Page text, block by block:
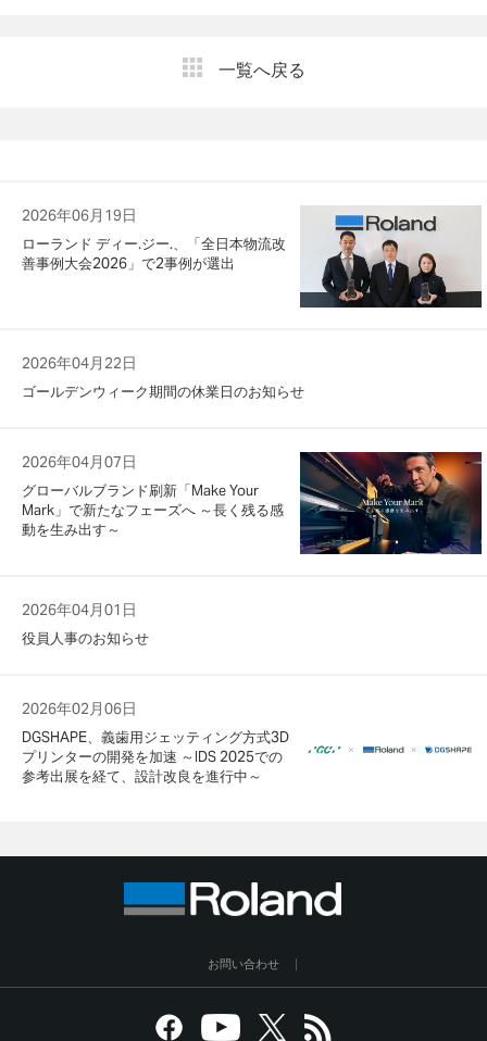
一覧へ戻る
2026年06月19日
ローランド ディー.ジー.、「全日本物流改
善事例大会2026」で2事例が選出
2026年04月22日
ゴールデンウィーク期間の休業日のお知らせ
2026年04月07日
グローバルブランド刷新「Make Your
Mark」で新たなフェーズへ ～長く残る感
動を生み出す～
2026年04月01日
役員人事のお知らせ
2026年02月06日
DGSHAPE、義歯用ジェッティング方式3D
プリンターの開発を加速 ～IDS 2025での
参考出展を経て、設計改良を進行中～
お問い合わせ